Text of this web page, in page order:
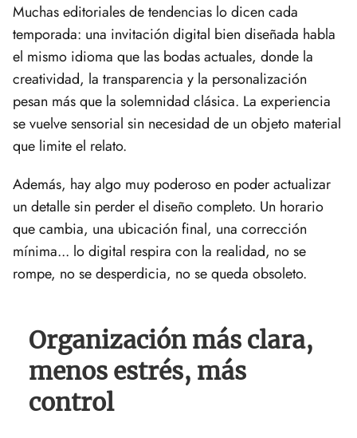
Muchas editoriales de tendencias lo dicen cada
temporada: una invitación digital bien diseñada habla
el mismo idioma que las bodas actuales, donde la
creatividad, la transparencia y la personalización
pesan más que la solemnidad clásica. La experiencia
se vuelve sensorial sin necesidad de un objeto material
que limite el relato.
Además, hay algo muy poderoso en poder actualizar
un detalle sin perder el diseño completo. Un horario
que cambia, una ubicación final, una corrección
mínima... lo digital respira con la realidad, no se
rompe, no se desperdicia, no se queda obsoleto.
Organización más clara,
menos estrés, más
control